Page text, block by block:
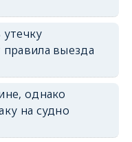
выезда
однако
на судно